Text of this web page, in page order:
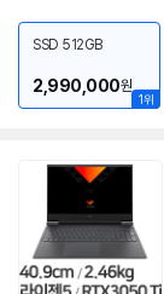
1위
SSD 512GB
2,990,000원